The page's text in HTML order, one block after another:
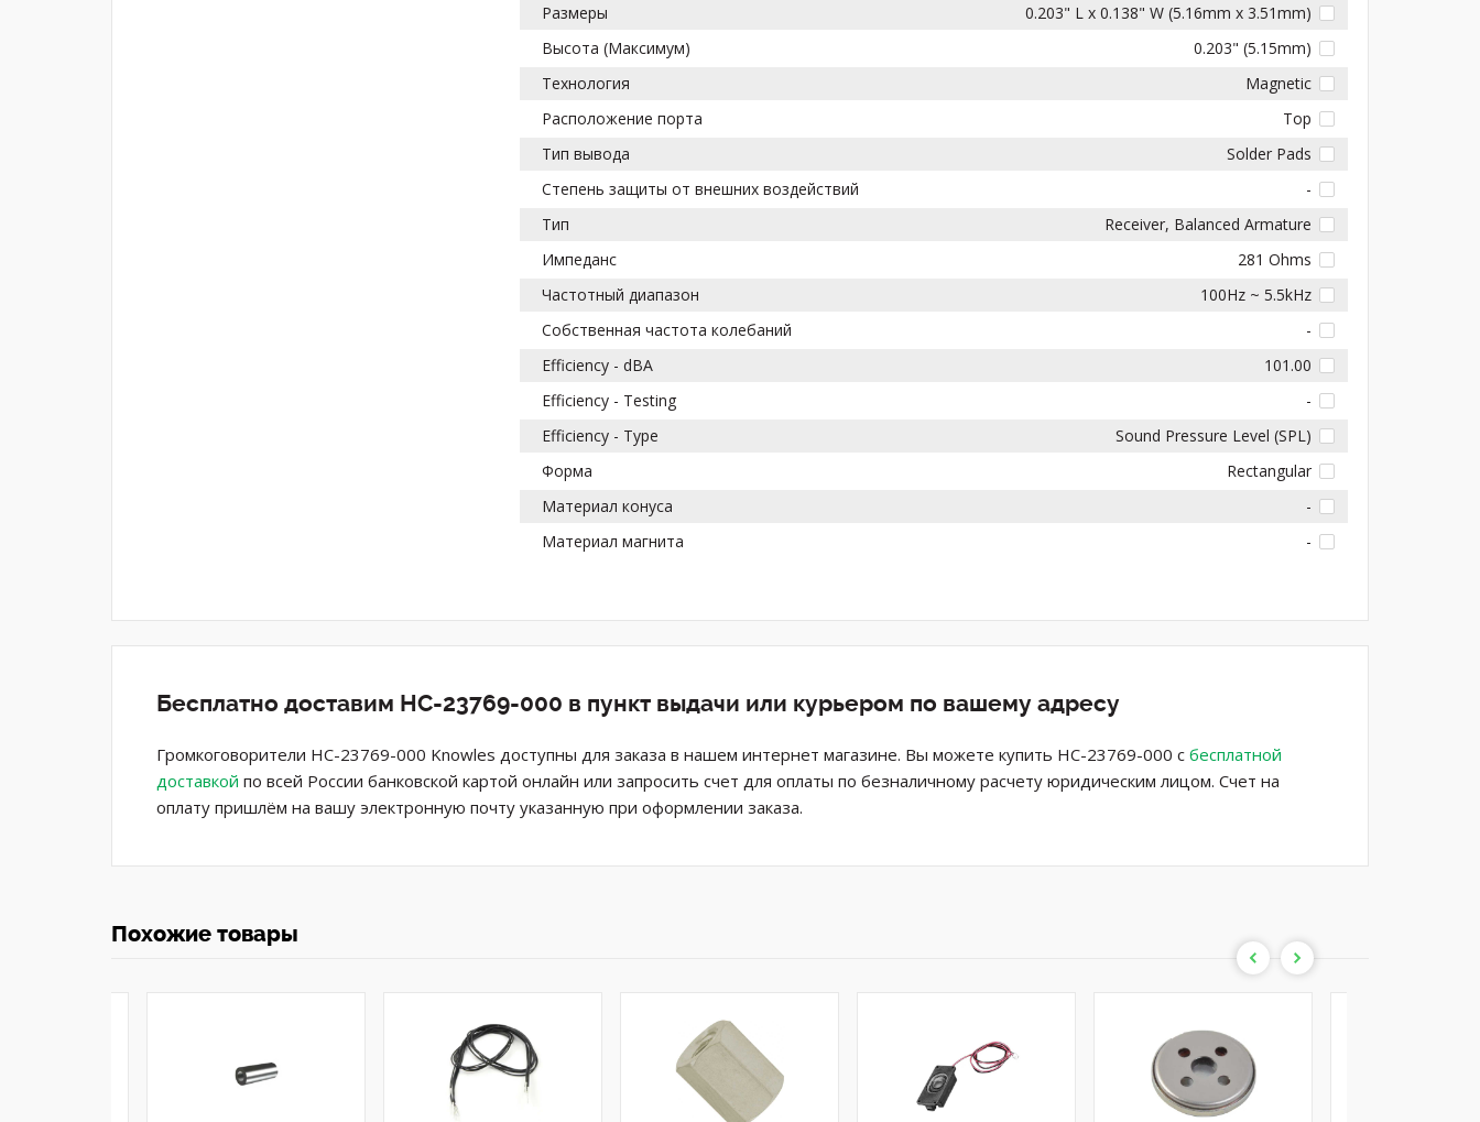
Размеры
0.203" L x 0.138" W (5.16mm x 3.51mm)
Высота (Максимум)
0.203" (5.15mm)
Технология
Magnetic
Расположение порта
Top
Тип вывода
Solder Pads
Степень защиты от внешних воздействий
-
Тип
Receiver, Balanced Armature
Импеданс
281 Ohms
Частотный диапазон
100Hz ~ 5.5kHz
Собственная частота колебаний
-
Efficiency - dBA
101.00
Efficiency - Testing
-
Efficiency - Type
Sound Pressure Level (SPL)
Форма
Rectangular
Материал конуса
-
Материал магнита
-
Бесплатно доставим HC-23769-000 в пункт выдачи или курьером по вашему адресу
Громкоговорители HC-23769-000 Knowles доступны для заказа в нашем интернет магазине. Вы можете купить HC-23769-000 с бесплатной
доставкой по всей России банковской картой онлайн или запросить счет для оплаты по безналичному расчету юридическим лицом. Счет на
оплату пришлём на вашу электронную почту указанную при оформлении заказа.
Похожие товары